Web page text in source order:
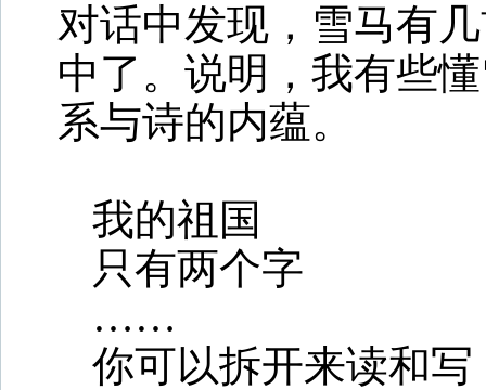
对话中发现，雪马有
中了。说明，我有些
系与诗的内蕴。
我的祖国
只有两个字
……
你可以拆开来读和写